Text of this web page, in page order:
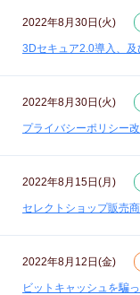
2022年8月30日(火)
3Dセキュア2.0導入、
2022年8月30日(火)
プライバシーポリシー
2022年8月15日(月)
セレクトショップ販売
2022年8月12日(金)
ビットキャッシュを騙